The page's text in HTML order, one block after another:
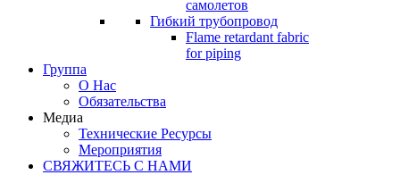
самолетов
Гибкий трубопровод
Flame retardant fabric
for piping
Группа
О Нас
Обязательства
Медиа
Технические Ресурсы
Мероприятия
СВЯЖИТЕСЬ С НАМИ